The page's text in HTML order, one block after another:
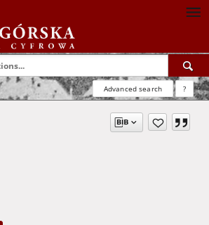
Advanced search ?